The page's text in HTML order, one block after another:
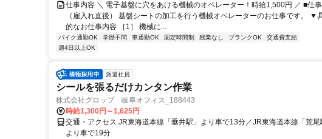
仕事内容 ＼ 電子基盤に穴をあける機械のオペレーター！時給1,500円 ／ ■仕
（雇入れ直後） 基盤シートの加工を行う機械オペレーターのお仕事です。 ▼
的なお仕事内容 ［1］ 機械に...
バイク通勤OK 学歴不問 車通勤OK 固定時間制 残業なし ブランクOK
交通費支給
週4日以上OK
派遣社員
シールを張るだけカンタン作業
株式会社グロップ 岐阜オフィス_188443
時給1,300円～1,625円
交通・アクセス JR東海道本線「垂井駅」より車で13分／JR東海道本線「荒尾
より車で19分